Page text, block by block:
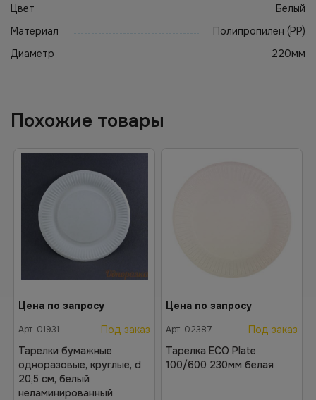
Цвет
Белый
Материал
Полипропилен (PP)
Диаметр
220мм
Похожие товары
Цена по запросу
Арт. 01931
Под заказ
Тарелки бумажные
одноразовые, круглые, d
20,5 см, белый
неламинированный
Цена по запросу
Арт. 02387
Под заказ
Тарелка ECO Plate
100/600 230мм белая